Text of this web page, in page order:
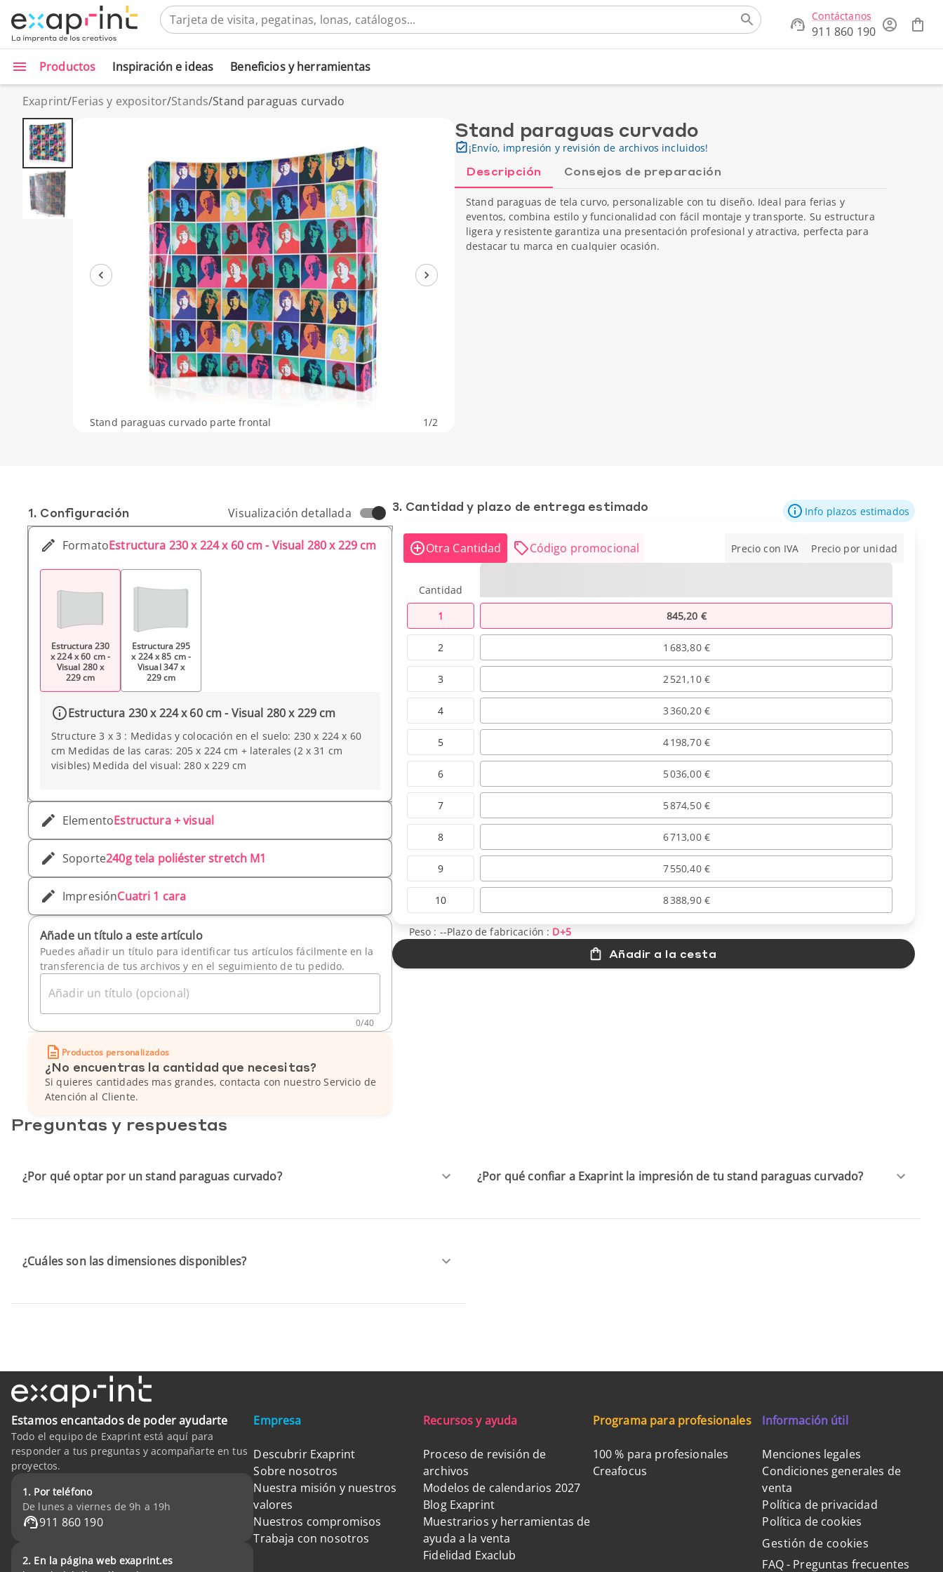
Contáctanos
911 860 190
Productos Inspiración e ideas Beneficios y herramientas
Exaprint/Ferias y expositor/Stands/Stand paraguas curvado
Stand paraguas curvado parte frontal 1/2
Stand paraguas curvado
¡Envío, impresión y revisión de archivos incluidos!
Descripción Consejos de preparación
Stand paraguas de tela curvo, personalizable con tu diseño. Ideal para ferias y
eventos, combina estilo y funcionalidad con fácil montaje y transporte. Su estructura
ligera y resistente garantiza una presentación profesional y atractiva, perfecta para
destacar tu marca en cualquier ocasión.
1. Conf­iguración Visualización detallada
FormatoEstructura 230 x 224 x 60 cm - Visual 280 x 229 cm
Estructura 230
x 224 x 60 cm -
Visual 280 x
229 cm
Estructura 295
x 224 x 85 cm -
Visual 347 x
229 cm
Estructura 230 x 224 x 60 cm - Visual 280 x 229 cm
Structure 3 x 3 : Medidas y colocación en el suelo: 230 x 224 x 60
cm Medidas de las caras: 205 x 224 cm + laterales (2 x 31 cm
visibles) Medida del visual: 280 x 229 cm
ElementoEstructura + visual
Soporte240g tela poliéster stretch M1
ImpresiónCuatri 1 cara
Añade un título a este artículo
Puedes añadir un título para identificar tus artículos fácilmente en la
transferencia de tus archivos y en el seguimiento de tu pedido.
Añadir un título (opcional)
0/40
Productos personalizados
¿No encuentras la cantidad que necesitas?
Si quieres cantidades mas grandes, contacta con nuestro Servicio de
Atención al Cliente.
3. Cantidad y plazo de entrega estimado Info plazos estimados
Otra Cantidad Código promocional Precio con IVA Precio por unidad
Cantidad
1
2
3
4
5
6
7
8
9
10
845,20 €
1 683,80 €
2 521,10 €
3 360,20 €
4 198,70 €
5 036,00 €
5 874,50 €
6 713,00 €
7 550,40 €
8 388,90 €
Peso : --Plazo de fabricación : D+5
Añadir a la cesta
Preguntas y respuestas
¿Por qué optar por un stand paraguas curvado?
¿Cuáles son las dimensiones disponibles?
¿Por qué confiar a Exaprint la impresión de tu stand paraguas curvado?
Estamos encantados de poder ayudarte
Todo el equipo de Exaprint está aquí para
responder a tus preguntas y acompañarte en tus
proyectos.
1. Por teléfono
De lunes a viernes de 9h a 19h
911 860 190
2. En la página web exaprint.es
Empresa
Descubrir Exaprint
Sobre nosotros
Nuestra misión y nuestros
valores
Nuestros compromisos
Trabaja con nosotros
Recursos y ayuda
Proceso de revisión de
archivos
Modelos de calendarios 2027
Blog Exaprint
Muestrarios y herramientas de
ayuda a la venta
Fidelidad Exaclub
Programa para profesionales
100 % para profesionales
Creafocus
Información útil
Menciones legales
Condiciones generales de
venta
Política de privacidad
Política de cookies
Gestión de cookies
FAQ - Preguntas frecuentes